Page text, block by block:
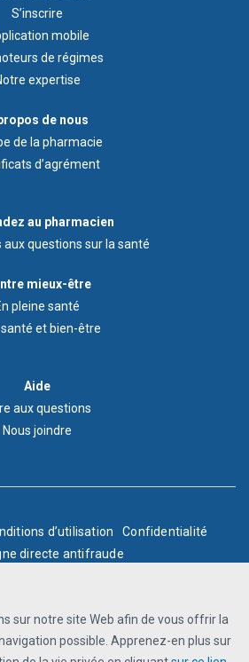
S’inscrire
mobile
de régimes
expertise
de nous
de la pharmacie
d’agrément
au pharmacien
aux questions sur la santé
mieux-être
pleine santé
et bien-être
Aide
aux questions
Nous joindre
d’utilisation
Confidentialité
directe antifraude
2025. Tous droits réservés.
sur notre site Web afin de vous offrir la
possible. Apprenez-en plus sur